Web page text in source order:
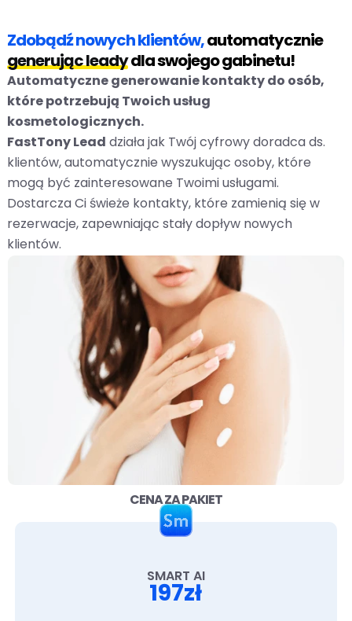
Zdobądź nowych klientów,automatycznie
generując leadydla swojego gabinetu!
Automatyczne generowanie kontakty do osób,
które potrzebują Twoich usług
kosmetologicznych.
FastTony Lead działa jak Twój cyfrowy doradca ds.
klientów, automatycznie wyszukując osoby, które
mogą być zainteresowane Twoimi usługami.
Dostarcza Ci świeże kontakty, które zamienią się w
rezerwacje, zapewniając stały dopływ nowych
klientów.
CENA ZA PAKIET
SMART AI
197zł